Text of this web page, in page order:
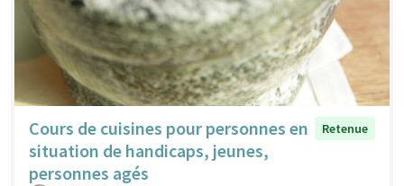
Cours de cuisines pour personnes en
situation de handicaps, jeunes,
personnes agés
Retenue